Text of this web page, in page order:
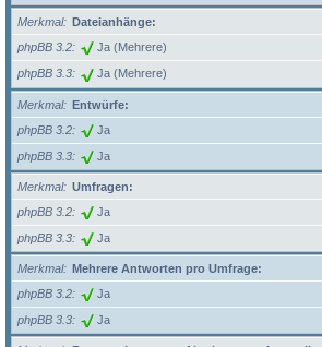
Merkmal
Dateianhänge:
phpBB 3.2
Ja (Mehrere)
phpBB 3.3 Ja (Mehrere)
Merkmal
Entwürfe:
phpBB 3.2
Ja
phpBB 3.3 Ja
Merkmal
Umfragen:
phpBB 3.2
Ja
phpBB 3.3 Ja
Merkmal
Mehrere Antworten pro Umfrage:
phpBB 3.2
Ja
phpBB 3.3 Ja